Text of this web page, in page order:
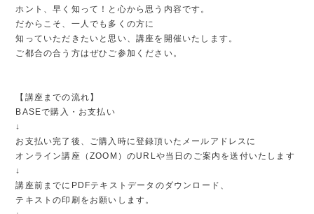
ホント、早く知って！と心から思う内容です。
だからこそ、一人でも多くの方に
知っていただきたいと思い、講座を開催いたします。
ご都合の合う方はぜひご参加ください。
【講座までの流れ】
BASEで購入・お支払い
↓
お支払い完了後、ご購入時に登録頂いたメールアドレスに
オンライン講座（ZOOM）のURLや当日のご案内を送付いたします
↓
講座前までにPDFテキストデータのダウンロード、
テキストの印刷をお願いします。